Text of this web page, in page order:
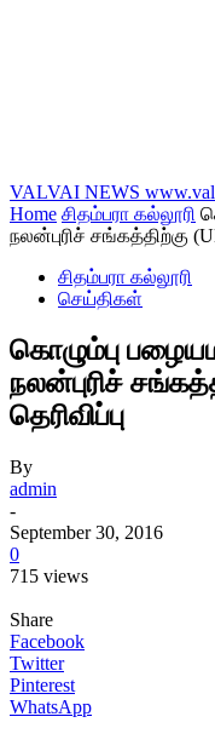
VALVAI NEWS
Home சிதம்பரா கல்லூரி
நலன்புரிச் சங்கத்திற்கு
சிதம்பரா கல்லூரி
செய்திகள்
கொழும்பு
நலன்புரிச்
தெரிவிப்பு
By
admin
-
September 30, 2016
0
715 views
Share
Facebook
Twitter
Pinterest
WhatsApp